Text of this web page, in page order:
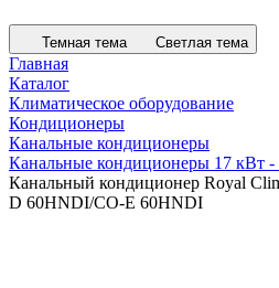
Темная тема Светлая тема
Главная
Каталог
Климатическое оборудование
Кондиционеры
Канальные кондиционеры
Канальные кондиционеры 17 кВт
Канальный кондиционер Royal
D 60HNDI/CO-E 60HNDI